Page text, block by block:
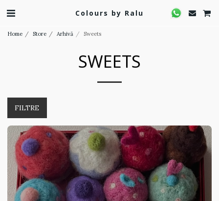
Colours by Ralu
Home Store Arhivă Sweets
SWEETS
FILTRE